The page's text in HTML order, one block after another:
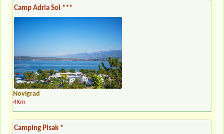
Camp Adria Sol ***
Novigrad
4Km
Camping Pisak *